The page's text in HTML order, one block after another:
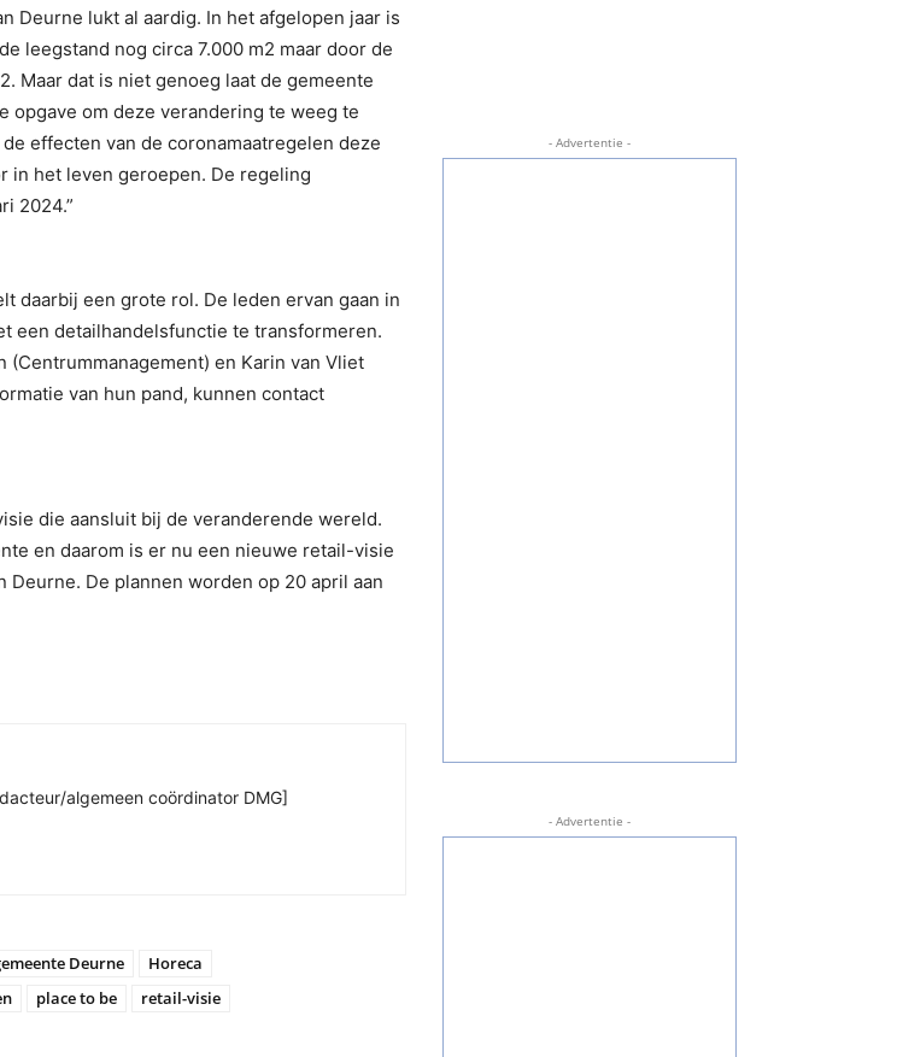
Deurne lukt al aardig. In het afgelopen jaar is
leegstand nog circa 7.000 m2 maar door de
Maar dat is niet genoeg laat de gemeente
opgave om deze verandering te weeg te
effecten van de coronamaatregelen deze
in het leven geroepen. De regeling
2024.”
daarbij een grote rol. De leden ervan gaan in
een detailhandelsfunctie te transformeren.
(Centrummanagement) en Karin van Vliet
van hun pand, kunnen contact
die aansluit bij de veranderende wereld.
en daarom is er nu een nieuwe retail-visie
De plannen worden op 20 april aan
algemeen coördinator DMG]
Deurne
Horeca
place to be
retail-visie
- Advertentie -
- Advertentie -